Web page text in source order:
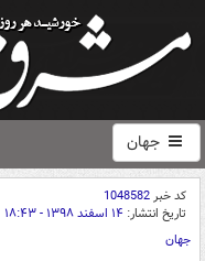
جهان
کد خبر1048582
تاریخ انتشار: ۱۴ اسفند ۱۳۹۸ - ۱۸:۴۳
جهان